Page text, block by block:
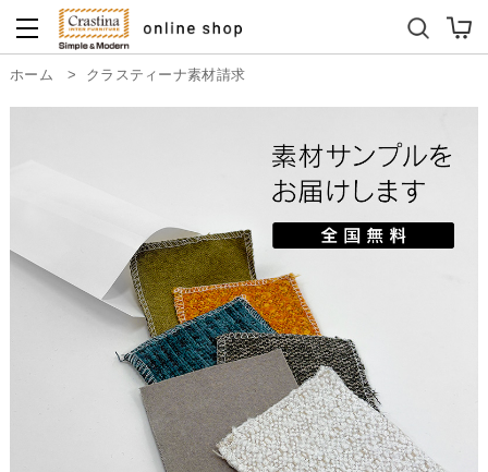
ダイニングテーブルセット
ホーム > クラスティーナ素材請求